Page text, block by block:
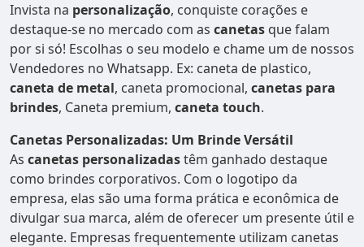
Invista na personalização, conquiste corações e
destaque-se no mercado com as canetas que falam
por si só! Escolhas o seu modelo e chame um de nossos
Vendedores no Whatsapp. Ex: caneta de plastico,
caneta de metal, caneta promocional, canetas para
brindes, Caneta premium, caneta touch.
Canetas Personalizadas: Um Brinde Versátil
As canetas personalizadastêm ganhado destaque
como brindes corporativos. Com o logotipo da
empresa, elas são uma forma prática e econômica de
divulgar sua marca, além de oferecer um presente útil e
elegante. Empresas frequentemente utilizam canetas